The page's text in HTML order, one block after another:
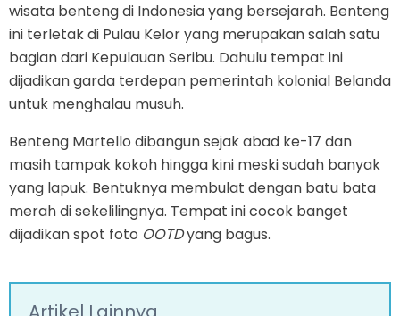
wisata benteng di Indonesia yang bersejarah. Benteng
ini terletak di Pulau Kelor yang merupakan salah satu
bagian dari Kepulauan Seribu. Dahulu tempat ini
dijadikan garda terdepan pemerintah kolonial Belanda
untuk menghalau musuh.
Benteng Martello dibangun sejak abad ke-17 dan
masih tampak kokoh hingga kini meski sudah banyak
yang lapuk. Bentuknya membulat dengan batu bata
merah di sekelilingnya. Tempat ini cocok banget
dijadikan spot foto OOTDyang bagus.